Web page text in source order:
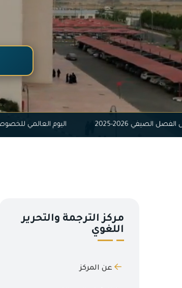
جدول الفصل الصيفي 2026-2025 اليوم
مركز الترجمة والتحرير
اللغوي
عن المركز